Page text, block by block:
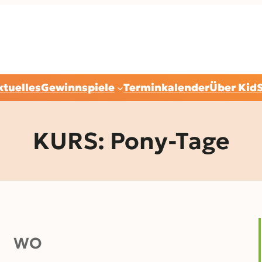
Gewinnspiele TerminkalenderÜber
KURS: Pony-Tage
WO